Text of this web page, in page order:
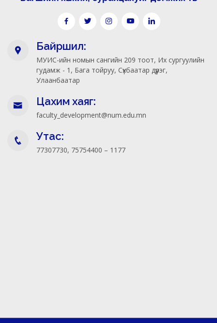
Байршил:
МУИС-ийн номын сангийн 209 тоот, Их сургуулийн
гудамж - 1, Бага тойруу, Сүхбаатар дүүрэг,
Улаанбаатар
Цахим хаяг:
faculty_development@num.edu.mn
Утас:
77307730, 75754400 – 1177